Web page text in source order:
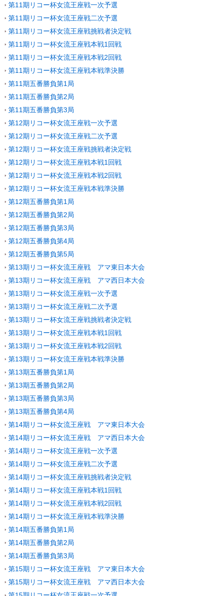
第11期リコー杯女流王座戦一次予選
第11期リコー杯女流王座戦二次予選
第11期リコー杯女流王座戦挑戦者決定戦
第11期リコー杯女流王座戦本戦1回戦
第11期リコー杯女流王座戦本戦2回戦
第11期リコー杯女流王座戦本戦準決勝
第11期五番勝負第1局
第11期五番勝負第2局
第11期五番勝負第3局
第12期リコー杯女流王座戦一次予選
第12期リコー杯女流王座戦二次予選
第12期リコー杯女流王座戦挑戦者決定戦
第12期リコー杯女流王座戦本戦1回戦
第12期リコー杯女流王座戦本戦2回戦
第12期リコー杯女流王座戦本戦準決勝
第12期五番勝負第1局
第12期五番勝負第2局
第12期五番勝負第3局
第12期五番勝負第4局
第12期五番勝負第5局
第13期リコー杯女流王座戦 アマ東日本大会
第13期リコー杯女流王座戦 アマ西日本大会
第13期リコー杯女流王座戦一次予選
第13期リコー杯女流王座戦二次予選
第13期リコー杯女流王座戦挑戦者決定戦
第13期リコー杯女流王座戦本戦1回戦
第13期リコー杯女流王座戦本戦2回戦
第13期リコー杯女流王座戦本戦準決勝
第13期五番勝負第1局
第13期五番勝負第2局
第13期五番勝負第3局
第13期五番勝負第4局
第14期リコー杯女流王座戦 アマ東日本大会
第14期リコー杯女流王座戦 アマ西日本大会
第14期リコー杯女流王座戦一次予選
第14期リコー杯女流王座戦二次予選
第14期リコー杯女流王座戦挑戦者決定戦
第14期リコー杯女流王座戦本戦1回戦
第14期リコー杯女流王座戦本戦2回戦
第14期リコー杯女流王座戦本戦準決勝
第14期五番勝負第1局
第14期五番勝負第2局
第14期五番勝負第3局
第15期リコー杯女流王座戦 アマ東日本大会
第15期リコー杯女流王座戦 アマ西日本大会